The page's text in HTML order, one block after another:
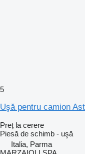
5
Uşă pentru camion
Preț la cerere
Piesă de schimb - uşă
Italia, Parma